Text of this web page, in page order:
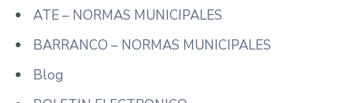
ATE – NORMAS MUNICIPALES
BARRANCO – NORMAS MUNICIPALES
Blog